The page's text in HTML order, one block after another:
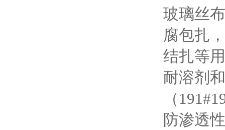
玻璃丝
腐包扎
结扎等
耐溶剂
（
防渗透